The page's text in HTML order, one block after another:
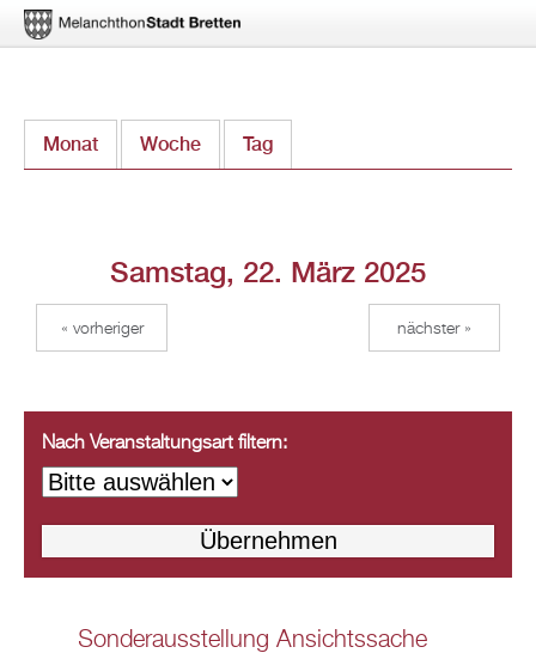
zum
Monat Woche Tag
Samstag, 22. März 2025
« vorheriger nächster »
Nach Veranstaltungsart filtern:
Sonderausstellung Ansichtssache